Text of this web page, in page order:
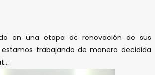
en una etapa de renovación de sus
trabajando de manera decidida